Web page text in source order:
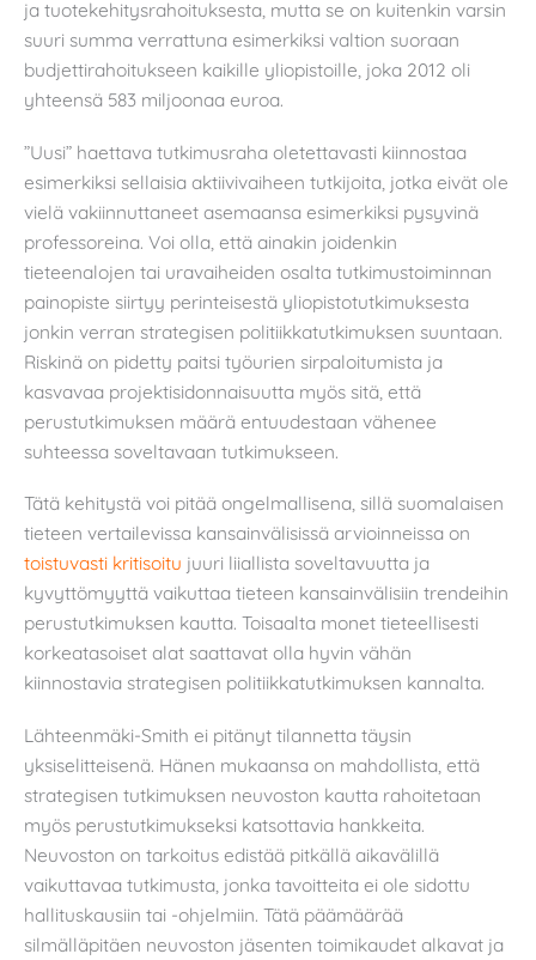
ja tuotekehitysrahoituksesta, mutta se on kuitenkin varsin
suuri summa verrattuna esimerkiksi valtion suoraan
budjettirahoitukseen kaikille yliopistoille, joka 2012 oli
yhteensä 583 miljoonaa euroa.
”Uusi” haettava tutkimusraha oletettavasti kiinnostaa
esimerkiksi sellaisia aktiivivaiheen tutkijoita, jotka eivät ole
vielä vakiinnuttaneet asemaansa esimerkiksi pysyvinä
professoreina. Voi olla, että ainakin joidenkin
tieteenalojen tai uravaiheiden osalta tutkimustoiminnan
painopiste siirtyy perinteisestä yliopistotutkimuksesta
jonkin verran strategisen politiikkatutkimuksen suuntaan.
Riskinä on pidetty paitsi työurien sirpaloitumista ja
kasvavaa projektisidonnaisuutta myös sitä, että
perustutkimuksen määrä entuudestaan vähenee
suhteessa soveltavaan tutkimukseen.
Tätä kehitystä voi pitää ongelmallisena, sillä suomalaisen
tieteen vertailevissa kansainvälisissä arvioinneissa on
toistuvasti kritisoitu juuri liiallista soveltavuutta ja
kyvyttömyyttä vaikuttaa tieteen kansainvälisiin trendeihin
perustutkimuksen kautta. Toisaalta monet tieteellisesti
korkeatasoiset alat saattavat olla hyvin vähän
kiinnostavia strategisen politiikkatutkimuksen kannalta.
Lähteenmäki-Smith ei pitänyt tilannetta täysin
yksiselitteisenä. Hänen mukaansa on mahdollista, että
strategisen tutkimuksen neuvoston kautta rahoitetaan
myös perustutkimukseksi katsottavia hankkeita.
Neuvoston on tarkoitus edistää pitkällä aikavälillä
vaikuttavaa tutkimusta, jonka tavoitteita ei ole sidottu
hallituskausiin tai -ohjelmiin. Tätä päämäärää
silmälläpitäen neuvoston jäsenten toimikaudet alkavat ja